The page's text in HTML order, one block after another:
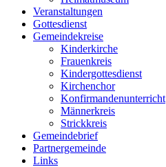
Veranstaltungen
Gottesdienst
Gemeindekreise
Kinderkirche
Frauenkreis
Kindergottesdienst
Kirchenchor
Konfirmandenunterricht
Männerkreis
Strickkreis
Gemeindebrief
Partnergemeinde
Links